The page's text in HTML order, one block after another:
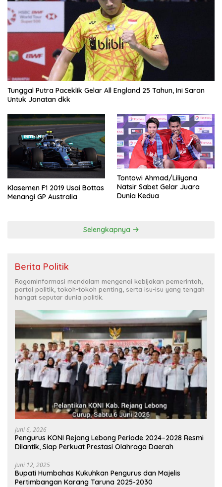
Tunggal Putra Paceklik Gelar All England 25 Tahun, Ini Saran
Untuk Jonatan dkk
Klasemen F1 2019 Usai Bottas
Menangi GP Australia
Tontowi Ahmad/Liliyana
Natsir Sabet Gelar Juara
Dunia Kedua
Selengkapnya
Berita Politik
RagamInformasi mendalam mengenai kebijakan pemerintah,
partai politik, tokoh-tokoh penting, serta isu-isu yang tengah
hangat seputar dunia politik.
Juni 6, 2026
Pengurus KONI Rejang Lebong Periode 2024–2028 Resmi
Dilantik, Siap Perkuat Prestasi Olahraga Daerah
Juni 12, 2025
Bupati Humbahas Kukuhkan Pengurus dan Majelis
Pertimbangan Karang Taruna 2025-2030